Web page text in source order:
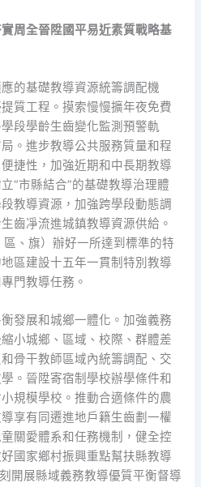
周全晉陞國平易近素質戰略基
的基礎教導資源統籌調配機
質工程。摸索慢慢擴年夜免費
段學齡生齒變化監測預警軌
。進步教導公共服務質量和程
捷性，加強近期和中長期教導
“市縣結合”的基礎教導治理體
教導資源，加強跨學段動態調
齒凈流進城鎮教導資源供給。
、旗）辦好一所達到標準的特
區建設十五年一貫制特別教導
門教導任務。
發展和城鄉一體化。加強義務
小城鄉、區域、校際、群體差
骨干教師區域內統籌調配、交
。晉陞寄宿制學校辦學條件和
規模學校。推動合適條件的農
享有同遷進地戶籍生齒劃一權
關愛體系和任務機制，健全控
國家鄉村振興重點幫扶縣教導
開展縣域義務教導優質平衡督導